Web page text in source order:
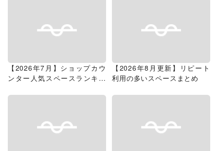
【2026年7月】ショップカウ
ンター人気スペースランキン
【2026年8月更新】リピート
利用の多いスペースまとめ